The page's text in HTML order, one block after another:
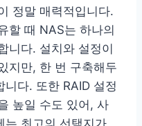
정말 매력적입니다.
할 때 NAS는 하나의
니다. 설치와 설정이
지만, 한 번 구축해두
니다. 또한 RAID 설정
높일 수도 있어, 사
는 최고의 선택지가